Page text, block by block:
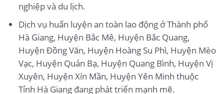
nghiệp và du lịch.
Dịch vụ huấn luyện an toàn lao động ở Thành phố
Hà Giang, Huyện Bắc Mê, Huyện Bắc Quang,
Huyện Đồng Văn, Huyện Hoàng Su Phì, Huyện Mèo
Vạc, Huyện Quản Bạ, Huyện Quang Bình, Huyện Vị
Xuyên, Huyện Xín Mần, Huyện Yên Minh thuộc
Tỉnh Hà Giang đang phát triển mạnh mẽ.